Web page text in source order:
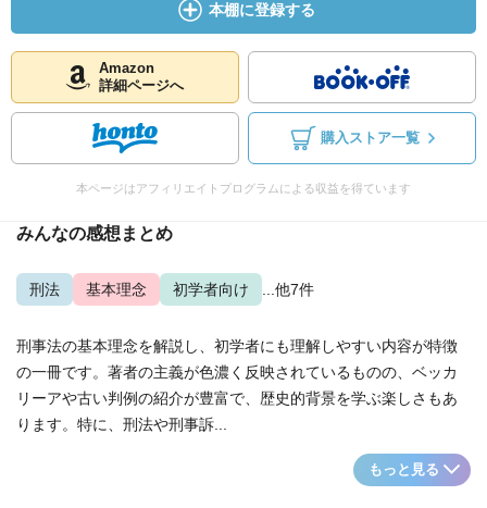
本棚に登録する
Amazon
詳細ページへ
購入ストア一覧
本ページはアフィリエイトプログラムによる収益を得ています
みんなの感想まとめ
刑法 基本理念 初学者向け ...他7件
刑事法の基本理念を解説し、初学者にも理解しやすい内容が特徴
の一冊です。著者の主義が色濃く反映されているものの、ベッカ
リーアや古い判例の紹介が豊富で、歴史的背景を学ぶ楽しさもあ
ります。特に、刑法や刑事訴...
もっと見る